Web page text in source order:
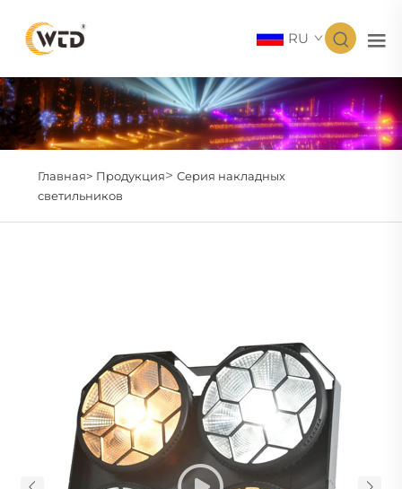
RU
Главная> Продукция> Серия накладных
светильников